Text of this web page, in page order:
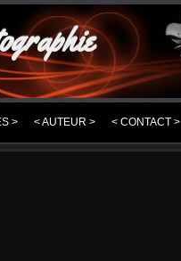
> < AUTEUR > < CONTACT >